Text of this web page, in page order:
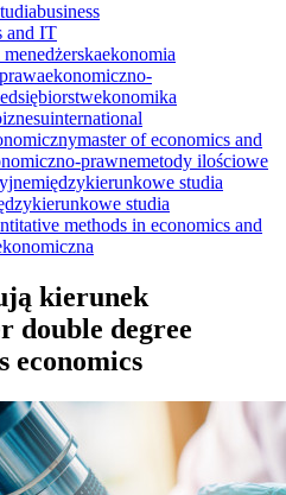
business
and IT
ekonomia
ekonomiczno-
ekonomika
international
master of economics and
prawnemetody ilościowe
międzykierunkowe studia
studia
methods in economics and
kierunek
double degree
economics